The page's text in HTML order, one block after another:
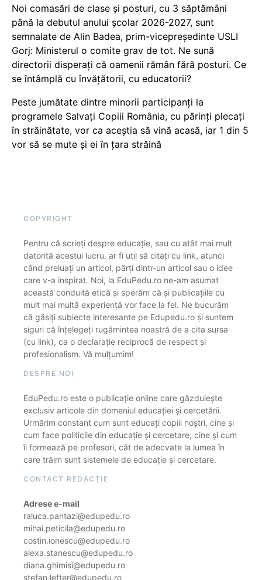
Noi comasări de clase și posturi, cu 3 săptămâni
până la debutul anului școlar 2026-2027, sunt
semnalate de Alin Badea, prim-vicepreședinte USLI
Gorj: Ministerul o comite grav de tot. Ne sună
directorii disperați că oamenii rămân fără posturi. Ce
se întâmplă cu învățătorii, cu educatorii?
Peste jumătate dintre minorii participanți la
programele Salvați Copiii România, cu părinți plecați
în străinătate, vor ca aceștia să vină acasă, iar 1 din 5
vor să se mute și ei în țara străină
COPYRIGHT
Pentru că scrieți despre educație, sau cu atât mai mult
datorită acestui lucru, ar fi util să citați cu link, atunci
când preluați un articol, părți dintr-un articol sau o idee
care v-a inspirat. Noi, la EduPedu.ro ne-am asumat
această conduită etică și sperăm că și publicațiile cu
mult mai multă experiență vor face la fel. Ne bucurăm
că găsiți subiecte interesante pe Edupedu.ro și suntem
siguri că înțelegeți rugămintea noastră de a cita sursa
(cu link), ca o declarație reciprocă de respect și
profesionalism. Vă mulțumim!
DESPRE NOI
EduPedu.ro este o publicație online care găzduiește
exclusiv articole din domeniul educației și cercetării.
Urmărim constant cum sunt educați copiii noștri, cine și
cum face politicile din educație și cercetare, cine și cum
îi formează pe profesori, cât de adecvate la lumea în
care trăim sunt sistemele de educație și cercetare.
CONTACT REDACȚIE
Adrese e-mail
raluca.pantazi@edupedu.ro
mihai.peticila@edupedu.ro
costin.ionescu@edupedu.ro
alexa.stanescu@edupedu.ro
diana.ghimisi@edupedu.ro
stefan.lefter@edupedu.ro